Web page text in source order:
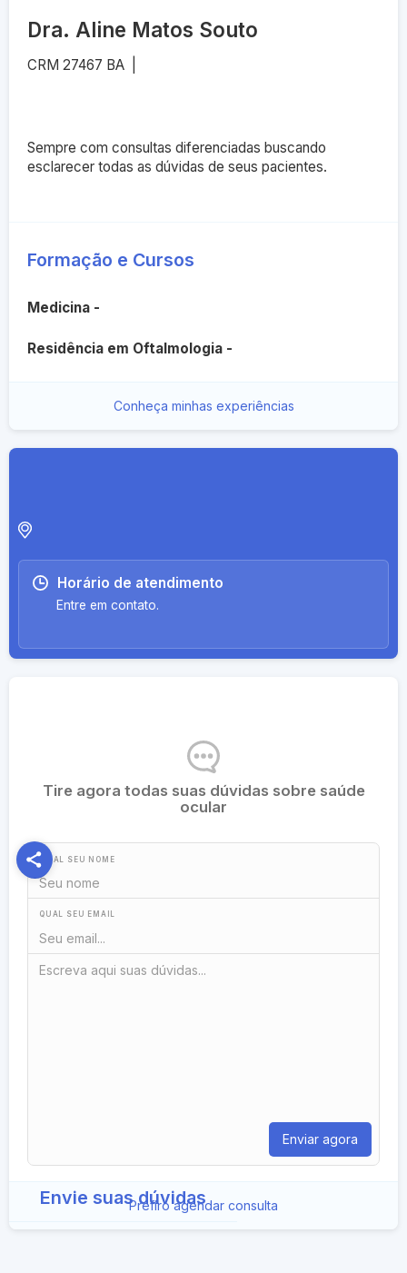
Conheça minhas experiências
Dra. Aline Matos Souto
CRM 27467 BA |
Sempre com consultas diferenciadas buscando
esclarecer todas as dúvidas de seus pacientes.
Formação e Cursos
Medicina -
Residência em Oftalmologia -
Horário de atendimento
Entre em contato.
Prefiro agendar consulta
Tire agora todas suas dúvidas sobre saúde
ocular
QUAL SEU EMAIL
QUAL SEU NOME
Envie suas dúvidas